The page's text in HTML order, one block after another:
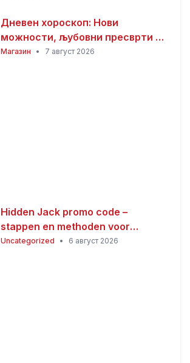
Дневен хороскоп: Нови
можности, љубовни пресврти и
совети за здравјето за сите
Магазин • 7 август 2026
Hidden Jack promo code –
stappen en methoden voor
Nederlandse spelers
Uncategorized • 6 август 2026